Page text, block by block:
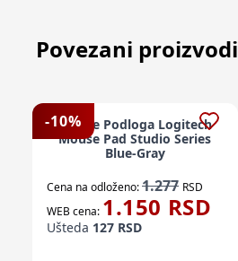
Povezani proizvodi
-10%
Mouse Podloga Logitech
Mouse Pad Studio Series
Blue-Gray
Cena na odloženo:1.277 RSD
WEB cena: 1.150 RSD
Ušteda 127 RSD